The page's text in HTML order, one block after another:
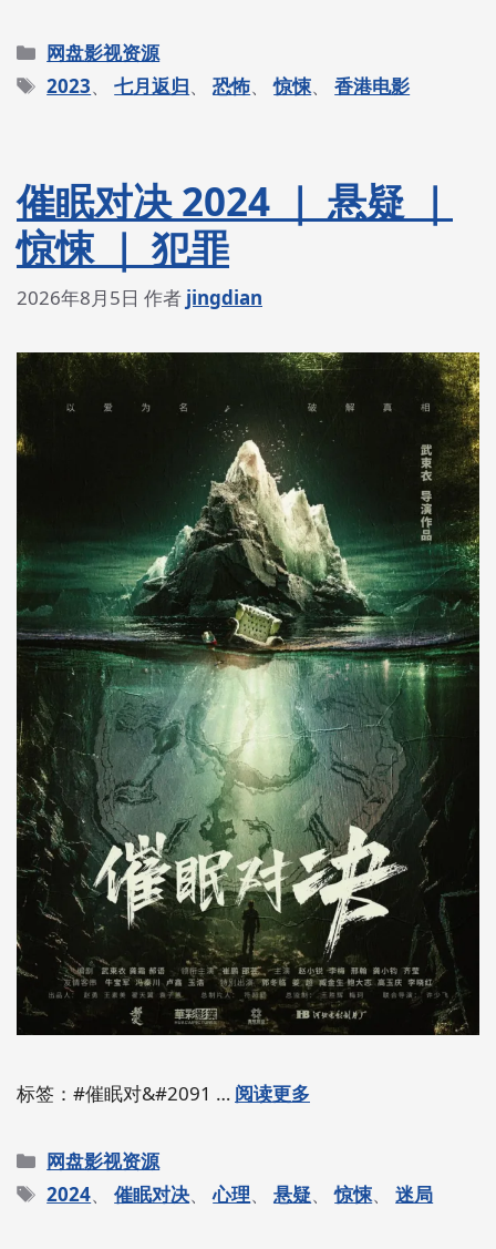
分
类
网盘影视资源
标
2023、七月返归、恐怖、惊悚、香港电影
催眠对决 2024 ｜ 悬疑 ｜
惊悚 ｜ 犯罪
2026年8月5日 作者 jingdian
标签：#催眠对&#2091 … 阅读更多
分
类
网盘影视资源
标
2024、催眠对决、心理、悬疑、惊悚、迷局